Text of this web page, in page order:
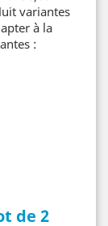
variantes
à la
:
de 2